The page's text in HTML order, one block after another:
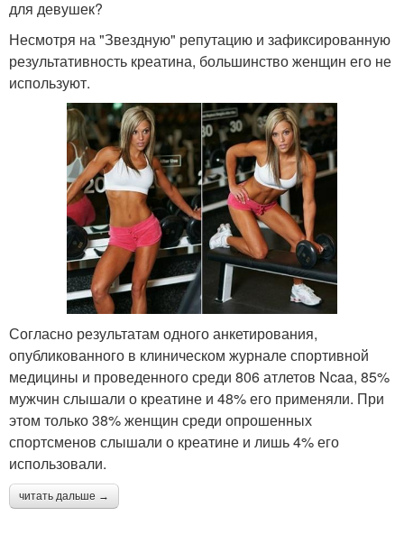
для девушек?
Несмотря на "Звездную" репутацию и зафиксированную
результативность креатина, большинство женщин его не
используют.
Согласно результатам одного анкетирования,
опубликованного в клиническом журнале спортивной
медицины и проведенного среди 806 атлетов Ncaa, 85%
мужчин слышали о креатине и 48% его применяли. При
этом только 38% женщин среди опрошенных
спортсменов слышали о креатине и лишь 4% его
использовали.
читать дальше →